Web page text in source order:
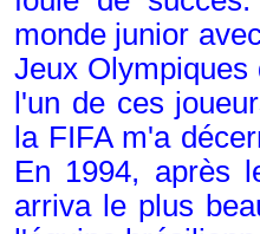
monde junior
Jeux
l'un de ces
la FIFA m'a
En 1994, après
arriva le plus